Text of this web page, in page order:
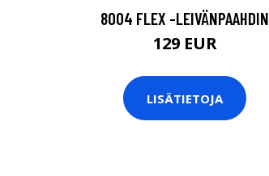
8004 FLEX -LEIVÄNPAAHDIN
129 EUR
LISÄTIETOJA